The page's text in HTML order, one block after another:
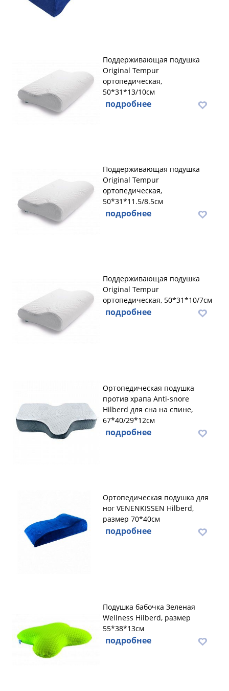
Поддерживающая подушка
Original Tempur
ортопедическая,
50*31*13/10см
подробнее
Поддерживающая подушка
Original Tempur
ортопедическая,
50*31*11.5/8.5см
подробнее
Поддерживающая подушка
Original Tempur
ортопедическая, 50*31*10/7см
подробнее
Ортопедическая подушка
против храпа Anti-snore
Hilberd для сна на спине,
67*40/29*12см
подробнее
Ортопедическая подушка для
ног VENENKISSEN Hilberd,
размер 70*40см
подробнее
Подушка бабочка Зеленая
Wellness Hilberd, размер
55*38*13см
подробнее